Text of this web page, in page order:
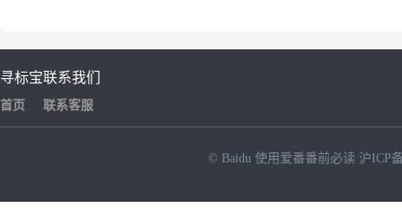
寻标宝
首页
联系我们
联系客服
© Baidu 使用爱番番前必读 沪ICP